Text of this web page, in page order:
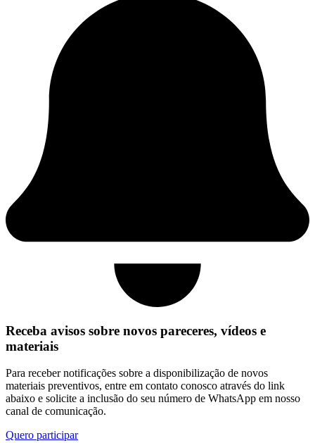
Receba avisos sobre novos pareceres, vídeos e
materiais
Para receber notificações sobre a disponibilização de novos
materiais preventivos, entre em contato conosco através do link
abaixo e solicite a inclusão do seu número de WhatsApp em nosso
canal de comunicação.
Quero participar